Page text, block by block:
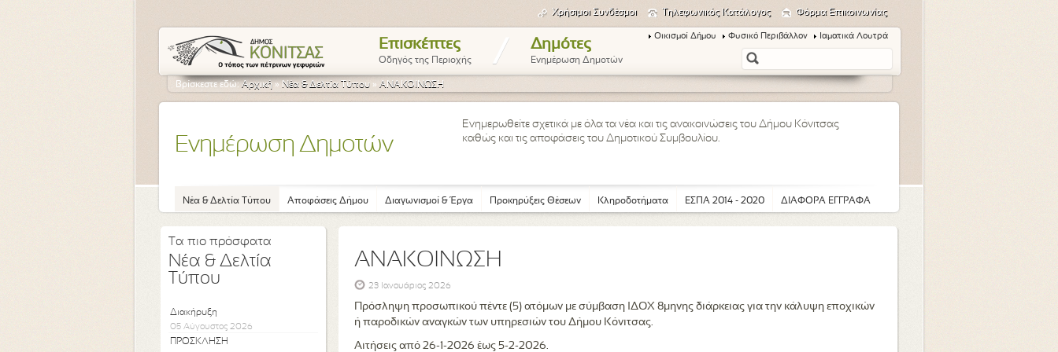
Χρήσιμοι Συνδέσμοι Τηλεφωνικός Κατάλογος Φόρμα Επικοινωνίας
Επισκέπτες
Οδηγός της Περιοχής / Δημότες
Ενημέρωση Δημοτών
Οικισμοί Δήμου Φυσικό Περιβάλλον Ιαματικά Λουτρά
Βρίσκεστε εδώ:Αρχική » Νέα & Δελτία Τύπου » ΑΝΑΚΟΙΝΩΣΗ
Ενημέρωση Δημοτών
Ενημερωθείτε σχετικά με όλα τα νέα και τις ανακοινώσεις του Δήμου Κόνιτσας
καθώς και τις αποφάσεις του Δημοτικού Συμβουλίου.
Νέα & Δελτία Τύπου Αποφάσεις Δήμου Διαγωνισμοί & Έργα Προκηρύξεις Θέσεων Κληροδοτήματα ΕΣΠΑ 2014 - 2020 ΔΙΑΦΟΡΑ ΕΓΓΡΑΦΑ
Τα πιο πρόσφατα
Νέα & Δελτία
Τύπου
Διακήρυξη
05 Αύγουστος 2026
ΠΡΟΣΚΛΗΣΗ
ΑΝΑΚΟΙΝΩΣΗ
23 Ιανουάριος 2026
Πρόσληψη προσωπικού πέντε (5) ατόμων με σύμβαση ΙΔΟΧ 8μηνης διάρκειας για την κάλυψη εποχικών
ή παροδικών αναγκών των υπηρεσιών του Δήμου Κόνιτσας.
Αιτήσεις από 26-1-2026 έως 5-2-2026.